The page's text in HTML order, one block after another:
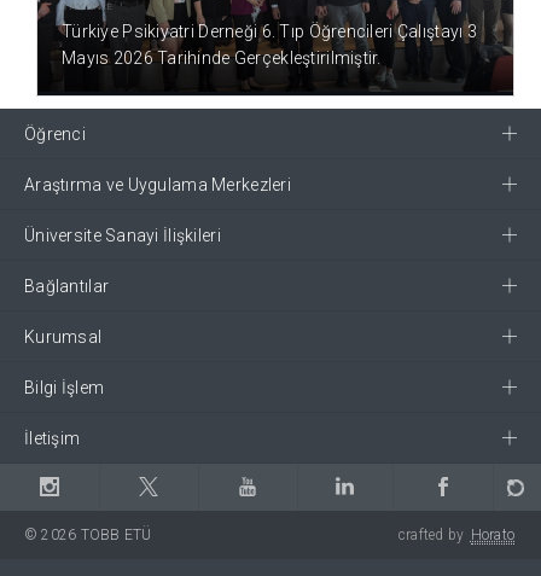
3 AY ÖNCE
Türkiye Psikiyatri Derneği 6. Tıp Öğrencileri Çalıştayı 3
Mayıs 2026 Tarihinde Gerçekleştirilmiştir.
Öğrenci
Araştırma ve Uygulama Merkezleri
Üniversite Sanayi İlişkileri
Bağlantılar
Kurumsal
Bilgi İşlem
İletişim
© 2026 TOBB ETÜ crafted by Horato